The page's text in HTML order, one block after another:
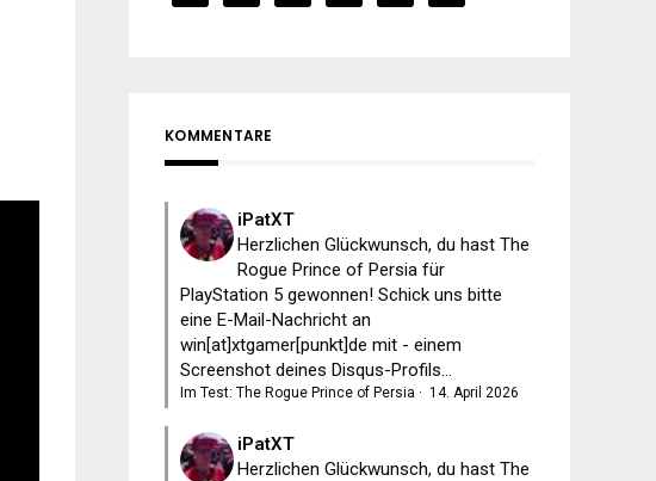
KOMMENTARE
iPatXT
Herzlichen Glückwunsch, du hast The
Rogue Prince of Persia für
PlayStation 5 gewonnen! Schick uns bitte
eine E-Mail-Nachricht an
win[at]xtgamer[punkt]de mit - einem
Screenshot deines Disqus-Profils...
Im Test: The Rogue Prince of Persia · 14. April 2026
iPatXT
Herzlichen Glückwunsch, du hast The